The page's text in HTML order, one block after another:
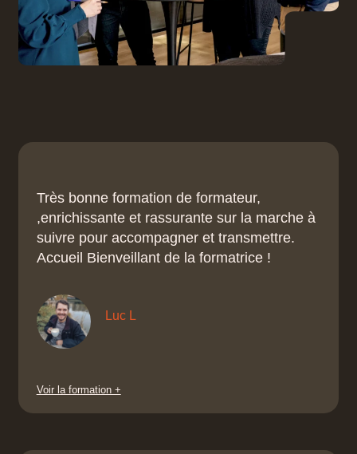
Très bonne formation de formateur,
,enrichissante et rassurante sur la marche à
suivre pour accompagner et transmettre.
Accueil Bienveillant de la formatrice !
Luc L
Voir la formation +